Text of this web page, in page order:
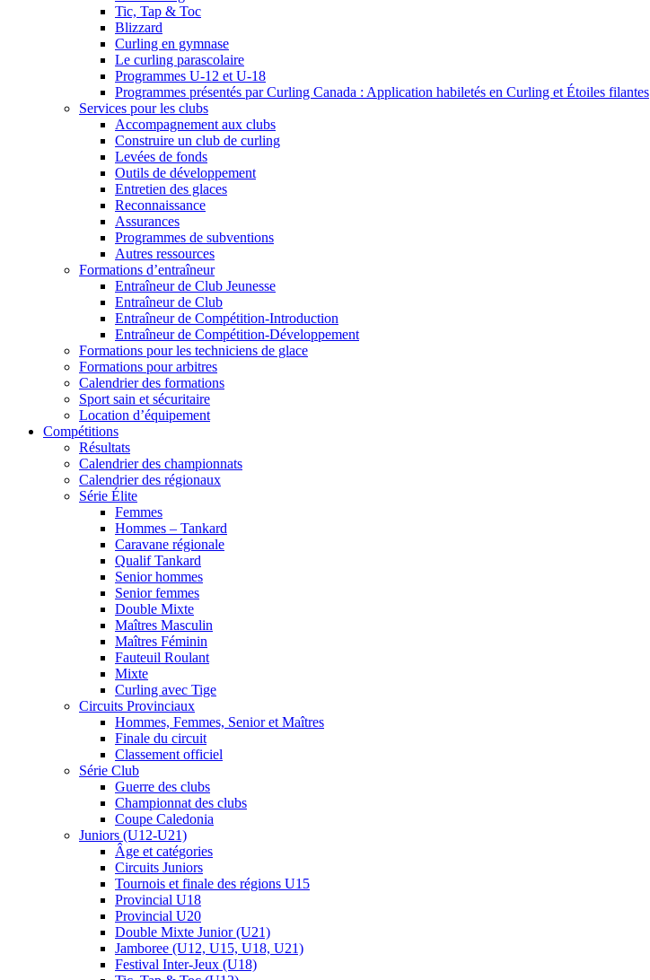
Tic, Tap & Toc
Blizzard
Curling en gymnase
Le curling parascolaire
Programmes U-12 et U-18
Programmes présentés par Curling Canada : Application habiletés en Curling et Étoiles filantes
Services pour les clubs
Accompagnement aux clubs
Construire un club de curling
Levées de fonds
Outils de développement
Entretien des glaces
Reconnaissance
Assurances
Programmes de subventions
Autres ressources
Formations d’entraîneur
Entraîneur de Club Jeunesse
Entraîneur de Club
Entraîneur de Compétition-Introduction
Entraîneur de Compétition-Développement
Formations pour les techniciens de glace
Formations pour arbitres
Calendrier des formations
Sport sain et sécuritaire
Location d’équipement
Compétitions
Résultats
Calendrier des championnats
Calendrier des régionaux
Série Élite
Femmes
Hommes – Tankard
Caravane régionale
Qualif Tankard
Senior hommes
Senior femmes
Double Mixte
Maîtres Masculin
Maîtres Féminin
Fauteuil Roulant
Mixte
Curling avec Tige
Circuits Provinciaux
Hommes, Femmes, Senior et Maîtres
Finale du circuit
Classement officiel
Série Club
Guerre des clubs
Championnat des clubs
Coupe Caledonia
Juniors (U12-U21)
Âge et catégories
Circuits Juniors
Tournois et finale des régions U15
Provincial U18
Provincial U20
Double Mixte Junior (U21)
Jamboree (U12, U15, U18, U21)
Festival Inter-Jeux (U18)